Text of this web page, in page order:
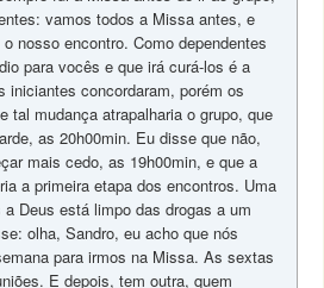
vamos todos a Missa antes, e
nosso encontro. Como dependentes
para vocês e que irá curá-los é a
iniciantes concordaram, porém os
tal mudança atrapalharia o grupo, que
as 20h00min. Eu disse que não,
mais cedo, as 19h00min, e que a
a primeira etapa dos encontros. Uma
Deus está limpo das drogas a um
olha, Sandro, eu acho que nós
para irmos na Missa. As sextas
E depois, tem outra, quem